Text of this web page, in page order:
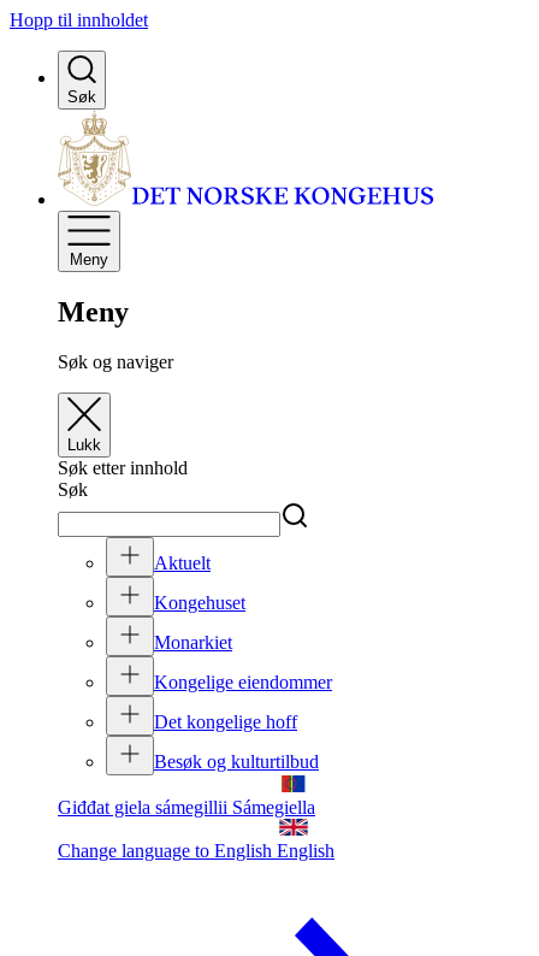
Hopp til innholdet
Søk
Meny
Meny
Søk og naviger
Lukk
Søk etter innhold
Søk
Aktuelt
Kongehuset
Monarkiet
Kongelige eiendommer
Det kongelige hoff
Besøk og kulturtilbud
Giđđat giela sámegillii Sámegiella
Change language to English English